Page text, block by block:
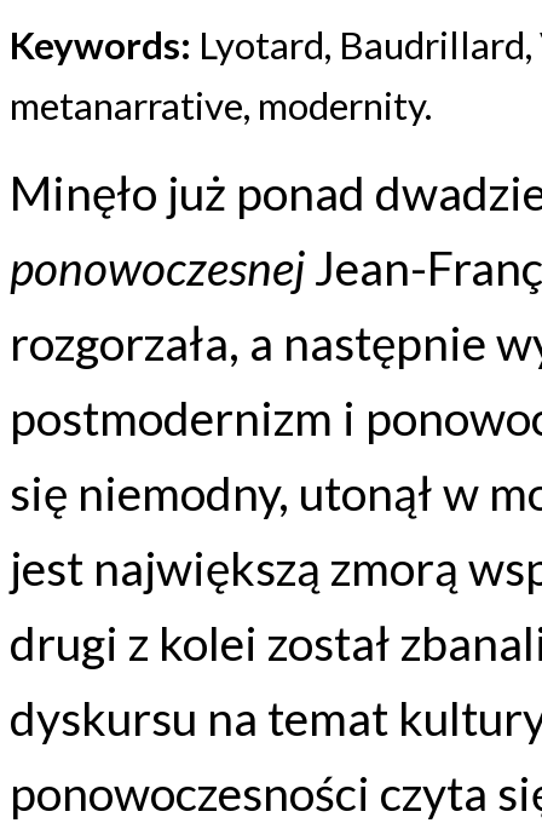
Keywords: Lyotard,
metanarrative, modernity.
Minęło już ponad
ponowoczesnejJean-
rozgorzała, a następnie
postmodernizm i
się niemodny, utonął w
jest największą zmorą
drugi z kolei został
dyskursu na temat
ponowoczesności czyta